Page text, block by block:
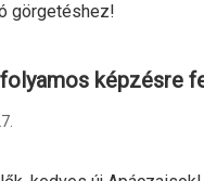
görgetéshez!
képzésre